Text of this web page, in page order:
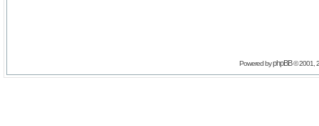
Powered byphpBB© 2001,